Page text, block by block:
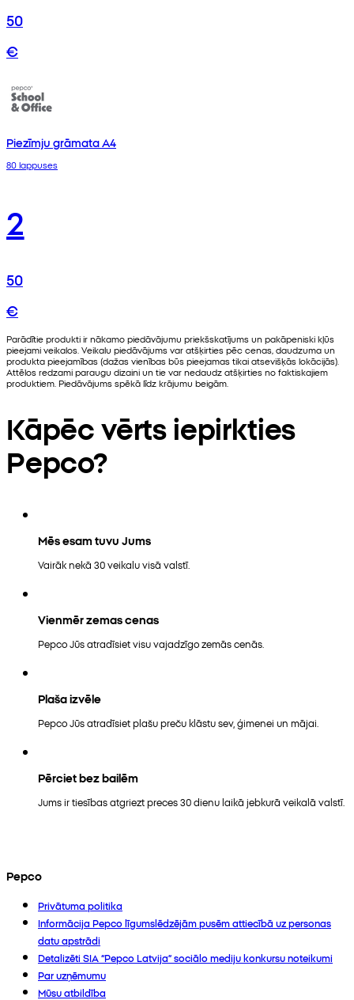
50
€
Piezīmju grāmata A4
80 lappuses
2
50
€
Parādītie produkti ir nākamo piedāvājumu priekšskatījums un pakāpeniski kļūs
pieejami veikalos. Veikalu piedāvājums var atšķirties pēc cenas, daudzuma un
produkta pieejamības (dažas vienības būs pieejamas tikai atsevišķās lokācijās).
Attēlos redzami paraugu dizaini un tie var nedaudz atšķirties no faktiskajiem
produktiem. Piedāvājums spēkā līdz krājumu beigām.
Kāpēc vērts iepirkties
Pepco?
Mēs esam tuvu Jums
Vairāk nekā 30 veikalu visā valstī.
Vienmēr zemas cenas
Pepco Jūs atradīsiet visu vajadzīgo zemās cenās.
Plaša izvēle
Pepco Jūs atradīsiet plašu preču klāstu sev, ģimenei un mājai.
Pērciet bez bailēm
Jums ir tiesības atgriezt preces 30 dienu laikā jebkurā veikalā valstī.
Pepco
Privātuma politika
Informācija Pepco līgumslēdzējām pusēm attiecībā uz personas
datu apstrādi
Detalizēti SIA “Pepco Latvija” sociālo mediju konkursu noteikumi
Par uzņēmumu
Mūsu atbildība